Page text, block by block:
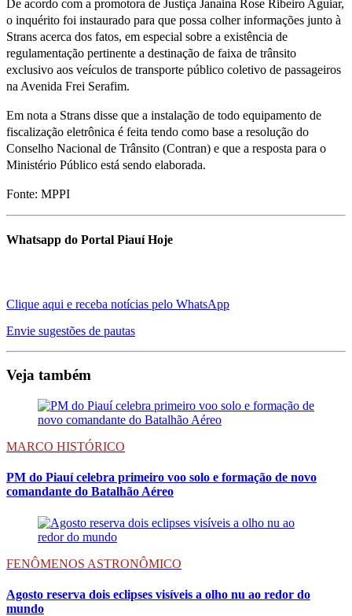
De acordo com a promotora de Justiça Janaina Rose Ribeiro Aguiar,
o inquérito foi instaurado para que possa colher informações junto à
Strans acerca dos fatos, em especial sobre a existência de
regulamentação pertinente a destinação de faixa de trânsito
exclusivo aos veículos de transporte público coletivo de passageiros
na Avenida Frei Serafim.
Em nota a Strans disse que a instalação de todo equipamento de
fiscalização eletrônica é feita tendo como base a resolução do
Conselho Nacional de Trânsito (Contran) e que a resposta para o
Ministério Público está sendo elaborada.
Fonte: MPPI
Whatsapp do Portal Piauí Hoje
Clique aqui e receba notícias pelo WhatsApp
Envie sugestões de pautas
Veja também
MARCO HISTÓRICO
PM do Piauí celebra primeiro voo solo e formação de novo
comandante do Batalhão Aéreo
FENÔMENOS ASTRONÔMICO
Agosto reserva dois eclipses visíveis a olho nu ao redor do
mundo